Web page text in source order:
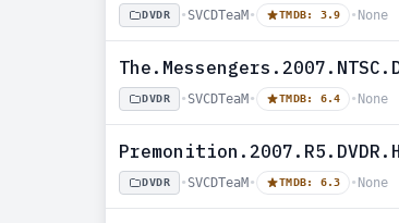
DVDR • SVCDTeaM • TMDB: 3.9 • None
DVDR • SVCDTeaM • TMDB: 6.4 • None
DVDR • SVCDTeaM • TMDB: 6.3 • None